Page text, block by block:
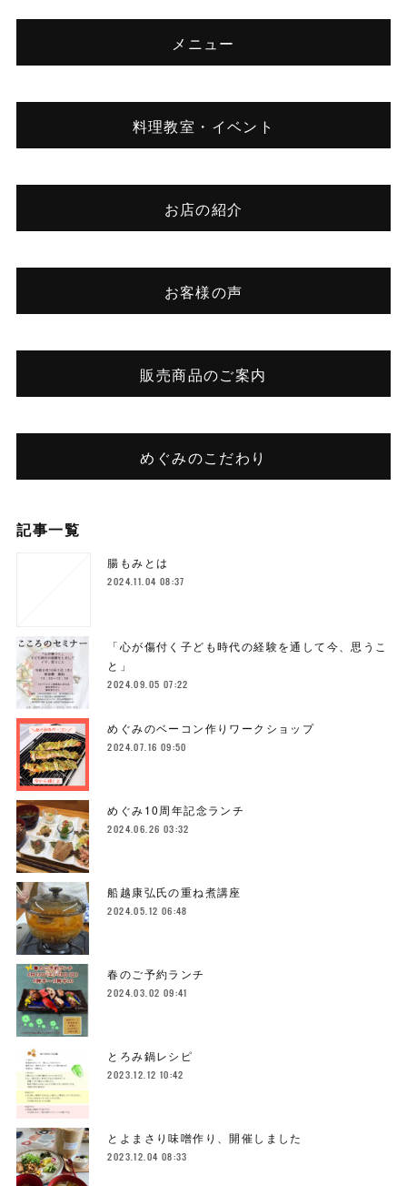
メニュー
料理教室・イベント
お店の紹介
お客様の声
販売商品のご案内
めぐみのこだわり
記事一覧
腸もみとは
2024.11.04 08:37
「心が傷付く子ども時代の経験を通して今、思うこ
と」
2024.09.05 07:22
めぐみのベーコン作りワークショップ
2024.07.16 09:50
めぐみ10周年記念ランチ
2024.06.26 03:32
船越康弘氏の重ね煮講座
2024.05.12 06:48
春のご予約ランチ
2024.03.02 09:41
とろみ鍋レシピ
2023.12.12 10:42
とよまさり味噌作り、開催しました
2023.12.04 08:33